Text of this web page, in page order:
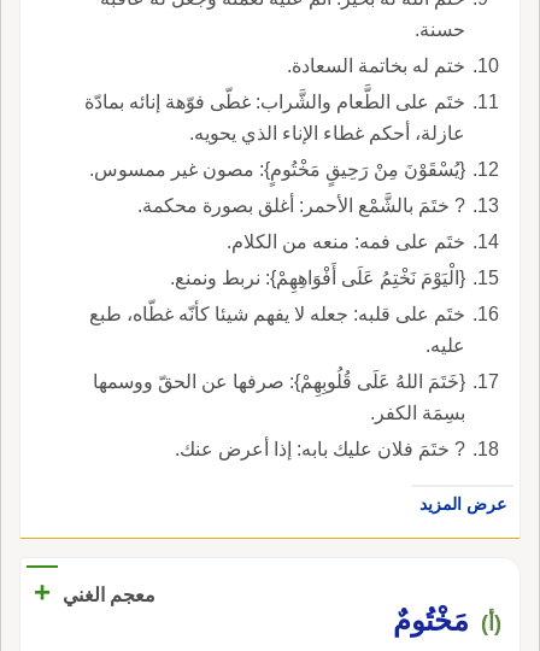
حسنة.
ختم له بخاتمة السعادة.
ختَم على الطَّعام والشَّراب: غطّى فوّهة إنائه بمادّة
عازلة، أحكم غطاء الإناء الذي يحويه.
{يُسْقَوْنَ مِنْ رَحِيقٍ مَخْتُومٍ}: مصون غير ممسوس.
? ختَمَ بالشَّمْع الأحمر: أغلق بصورة محكمة.
ختَم على فمه: منعه من الكلام.
{الْيَوْمَ نَخْتِمُ عَلَى أَفْوَاهِهِمْ}: نربط ونمنع.
ختَم على قلبه: جعله لا يفهم شيئا كأنّه غطّاه، طبع
عليه.
{خَتَمَ اللهُ عَلَى قُلُوبِهِمْ}: صرفها عن الحقّ ووسمها
بسِمَة الكفر.
? ختَمَ فلان عليك بابه: إذا أعرض عنك.
عرض المزيد
معجم الغني +
(أ) مَخْتُومٌ